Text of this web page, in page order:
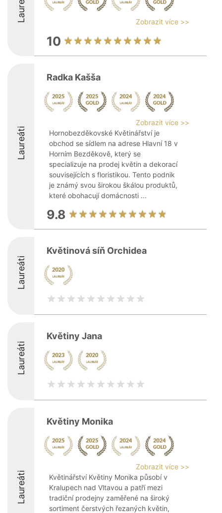
Zobrazit více >>
10
Laureáti
Radka Kašša
Zobrazit více >>
Hornobezděkovské Květinářství je
obchod se sídlem na adrese Hlavní 18 v
Horním Bezděkově, který se
specializuje na prodej květin a dekorací
souvisejících s floristikou. Tento podnik
je známý svou širokou škálou produktů,
které obohacují domácnosti ...
9.8
Laureáti
Květinová síň Orchidea
Laureáti
Květiny Jana
Laureáti
Květiny Monika
Zobrazit více >>
Květinářství Květiny Monika působí v
Kralupech nad Vltavou a patří mezi
tradiční prodejny zaměřené na široký
sortiment čerstvých řezaných květin,